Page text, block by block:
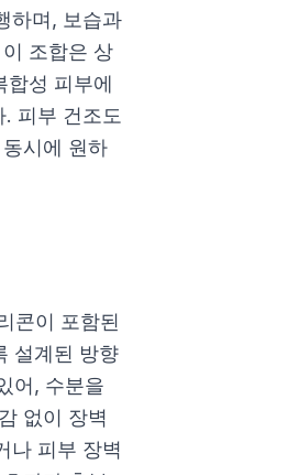
하며, 보습과
조합은 상
합성 피부에
피부 건조도
시에 원하
콘이 포함된
설계된 방향
어, 수분을
없이 장벽
나 피부 장벽